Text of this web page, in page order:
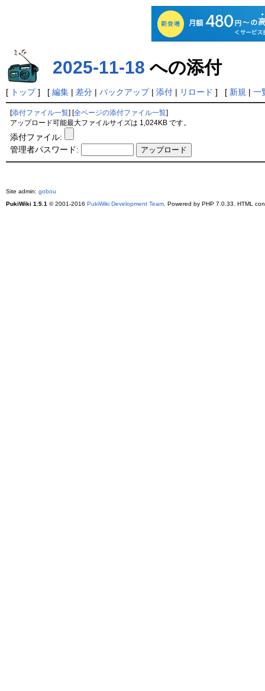
2025-11-18 への添付
[ トップ] [ 編集 | 差分 | バックアップ| 添付 | リロード ] [ 新規 | 一
[添付ファイル一覧] [全ページの添付ファイル一覧]
アップロード可能最大ファイルサイズは 1,024KB です。
添付ファイル:
管理者パスワード:
Site admin: gobou
PukiWiki 1.5.1 © 2001-2016 PukiWiki Development Team. Powered by PHP 7.0.33. HTML